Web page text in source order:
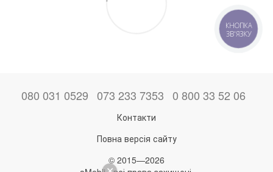
080 031 0529 073 233 7353 0 800 33 52 06
Контакти
Повна версія сайту
© 2015—2026
КНОПКА
ЗВ'ЯЗКУ